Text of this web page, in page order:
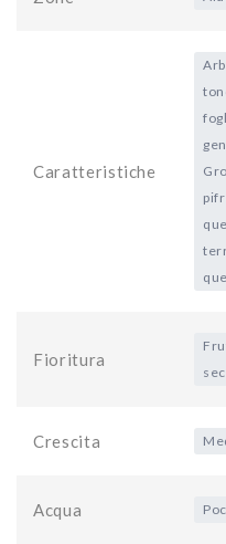
Caratteristiche
Fioritura
Crescita
Acqua